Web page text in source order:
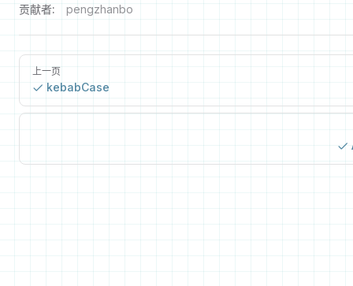
贡献者:
pengzhanbo
上一页
kebabCase